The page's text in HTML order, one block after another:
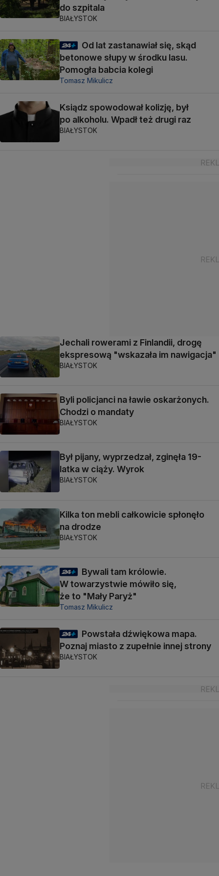
do szpitala
BIAŁYSTOK
Od lat zastanawiał się, skąd
betonowe słupy w środku lasu.
Pomogła babcia kolegi
Tomasz Mikulicz
Ksiądz spowodował kolizję, był
po alkoholu. Wpadł też drugi raz
BIAŁYSTOK
Jechali rowerami z Finlandii, drogę
ekspresową "wskazała im nawigacja"
BIAŁYSTOK
Byli policjanci na ławie oskarżonych.
Chodzi o mandaty
BIAŁYSTOK
Był pijany, wyprzedzał, zginęła 19-
latka w ciąży. Wyrok
BIAŁYSTOK
Kilka ton mebli całkowicie spłonęło
na drodze
BIAŁYSTOK
Bywali tam królowie.
W towarzystwie mówiło się,
że to "Mały Paryż"
Tomasz Mikulicz
Powstała dźwiękowa mapa.
Poznaj miasto z zupełnie innej strony
BIAŁYSTOK